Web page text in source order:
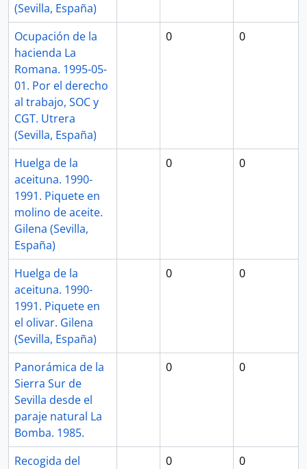
(Sevilla, España)
Ocupación de la
hacienda La
Romana. 1995-05-
01. Por el derecho
al trabajo, SOC y
CGT. Utrera
(Sevilla, España)
0 0
Huelga de la
aceituna. 1990-
1991. Piquete en
molino de aceite.
Gilena (Sevilla,
España)
0 0
Huelga de la
aceituna. 1990-
1991. Piquete en
el olivar. Gilena
(Sevilla, España)
0 0
Panorámica de la
Sierra Sur de
Sevilla desde el
paraje natural La
Bomba. 1985.
0 0
Recogida del
0 0